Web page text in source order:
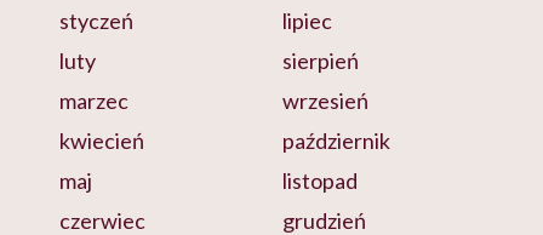
styczeń
luty
marzec
kwiecień
maj
czerwiec
lipiec
sierpień
wrzesień
październik
listopad
grudzień